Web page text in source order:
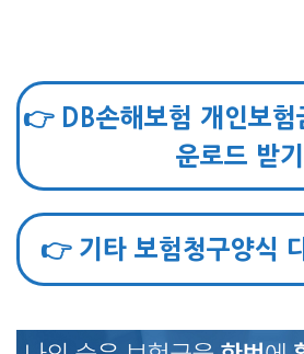
👉 DB손해보험 개인보험
운로드 받기
👉 기타 보험청구양식